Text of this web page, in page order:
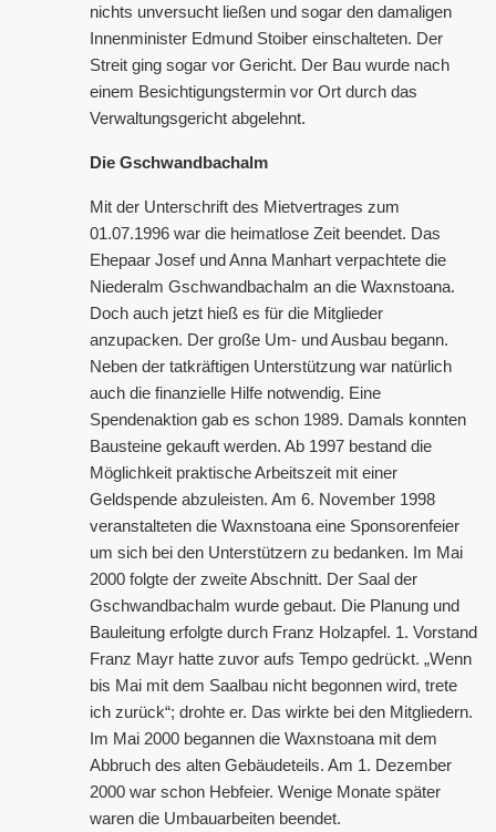
nichts unversucht ließen und sogar den damaligen
Innenminister Edmund Stoiber einschalteten. Der
Streit ging sogar vor Gericht. Der Bau wurde nach
einem Besichtigungstermin vor Ort durch das
Verwaltungsgericht abgelehnt.
Die Gschwandbachalm
Mit der Unterschrift des Mietvertrages zum
01.07.1996 war die heimatlose Zeit beendet. Das
Ehepaar Josef und Anna Manhart verpachtete die
Niederalm Gschwandbachalm an die Waxnstoana.
Doch auch jetzt hieß es für die Mitglieder
anzupacken. Der große Um- und Ausbau begann.
Neben der tatkräftigen Unterstützung war natürlich
auch die finanzielle Hilfe notwendig. Eine
Spendenaktion gab es schon 1989. Damals konnten
Bausteine gekauft werden. Ab 1997 bestand die
Möglichkeit praktische Arbeitszeit mit einer
Geldspende abzuleisten. Am 6. November 1998
veranstalteten die Waxnstoana eine Sponsorenfeier
um sich bei den Unterstützern zu bedanken. Im Mai
2000 folgte der zweite Abschnitt. Der Saal der
Gschwandbachalm wurde gebaut. Die Planung und
Bauleitung erfolgte durch Franz Holzapfel. 1. Vorstand
Franz Mayr hatte zuvor aufs Tempo gedrückt. „Wenn
bis Mai mit dem Saalbau nicht begonnen wird, trete
ich zurück“; drohte er. Das wirkte bei den Mitgliedern.
Im Mai 2000 begannen die Waxnstoana mit dem
Abbruch des alten Gebäudeteils. Am 1. Dezember
2000 war schon Hebfeier. Wenige Monate später
waren die Umbauarbeiten beendet.